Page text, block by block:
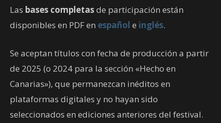
Las bases completasde participación están
disponibles en PDF en español e inglés.
Se aceptan títulos con fecha de producción a partir
de 2025 (o 2024 para la sección «Hecho en
Canarias»), que permanezcan inéditos en
plataformas digitales y no hayan sido
seleccionados en ediciones anteriores del festival.